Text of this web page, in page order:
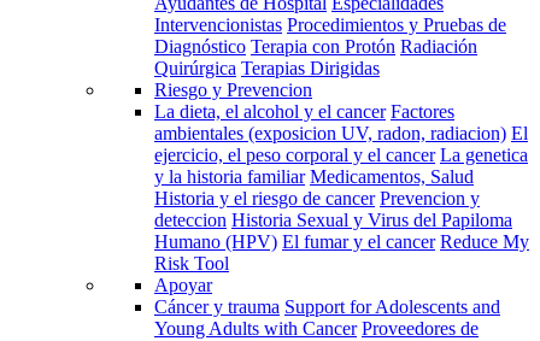
Intervencionistas Procedimientos y Pruebas de
Diagnóstico Terapia con Protón Radiación
Quirúrgica Terapias Dirigidas
Riesgo y Prevencion
La dieta, el alcohol y el cancer Factores
ambientales (exposicion UV, radon, radiacion) El
ejercicio, el peso corporal y el cancer La genetica
y la historia familiar Medicamentos, Salud
Historia y el riesgo de cancer Prevencion y
deteccion Historia Sexual y Virus del Papiloma
Humano (HPV) El fumar y el cancer Reduce My
Risk Tool
Apoyar
Cáncer y trauma Support for Adolescents and
Young Adults with Cancer Proveedores de